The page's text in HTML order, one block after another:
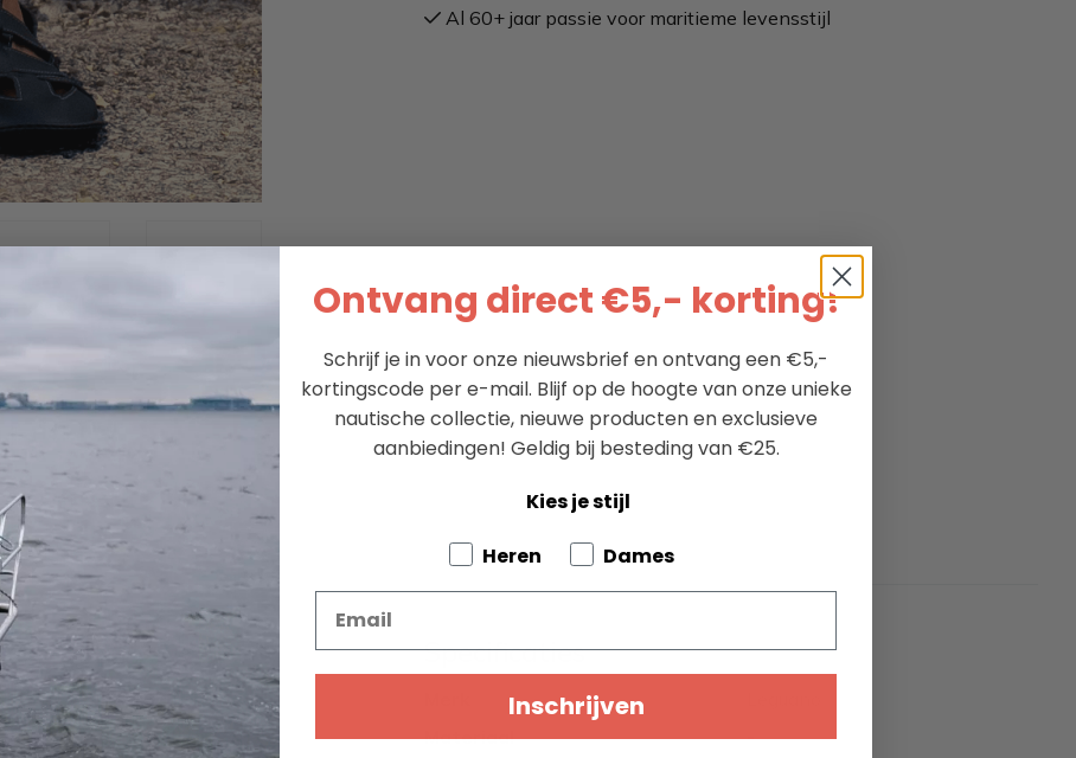
Al 60+ jaar passie voor maritieme levensstijl
functionaliteit in een
zwart, is ontworpen voor
uitstapjes tot avonturen in
Specificaties
Materiaal
-
Ontvang direct €5,- korting!
Schrijf je in voor onze nieuwsbrief en ontvang een €5,-
kortingscode per e-mail. Blijf op de hoogte van onze unieke
nautische collectie, nieuwe producten en exclusieve
aanbiedingen! Geldig bij besteding van €25.
Kies je stijl
Tell us about your pets
Heren
Dames
Inschrijven